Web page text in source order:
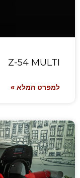
Z-54 MULTI
למפרט המלא »